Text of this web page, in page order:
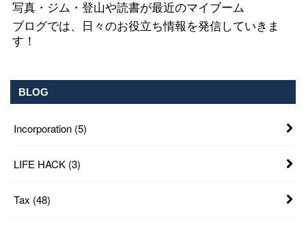
写真・ジム・登山や読書が最近のマイブーム
ブログでは、日々のお役立ち情報を発信していきま
す！
BLOG
Incorporation (5)
LIFE HACK (3)
Tax (48)